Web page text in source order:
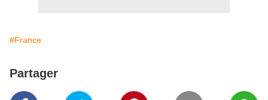
#France
Partager